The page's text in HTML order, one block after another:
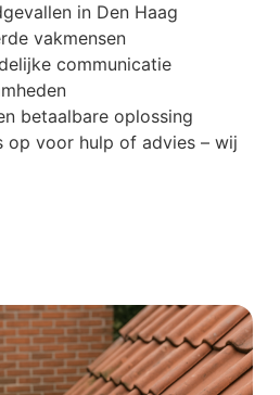
in Den Haag
vakmensen
communicatie
betaalbare oplossing
op voor hulp of advies – wij